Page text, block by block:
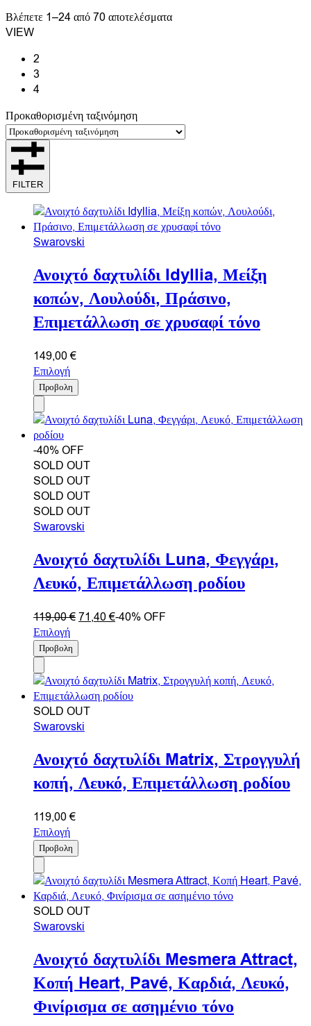
Βλέπετε 1–24 από 70 αποτελέσματα
VIEW
2
3
4
Προκαθορισμένη ταξινόμηση
FILTER
Swarovski
Ανοιχτό δαχτυλίδι Idyllia, Μείξη
κοπών, Λουλούδι, Πράσινο,
Επιμετάλλωση σε χρυσαφί τόνο
149,00€
Επιλογή
Προβολη
-40% OFF
SOLD OUT
SOLD OUT
SOLD OUT
SOLD OUT
Swarovski
Ανοιχτό δαχτυλίδι Luna, Φεγγάρι,
Λευκό, Επιμετάλλωση ροδίου
119,00€71,40€-40% OFF
Επιλογή
Προβολη
SOLD OUT
Swarovski
Ανοιχτό δαχτυλίδι Matrix, Στρογγυλή
κοπή, Λευκό, Επιμετάλλωση ροδίου
119,00€
Επιλογή
Προβολη
SOLD OUT
Swarovski
Ανοιχτό δαχτυλίδι Mesmera Attract,
Κοπή Heart, Pavé, Καρδιά, Λευκό,
Φινίρισμα σε ασημένιο τόνο